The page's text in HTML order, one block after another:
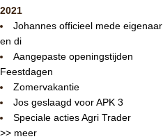
2021
Johannes officieel mede eigenaar
en di
Aangepaste openingstijden
Feestdagen
Zomervakantie
Jos geslaagd voor APK 3
Speciale acties Agri Trader
>> meer